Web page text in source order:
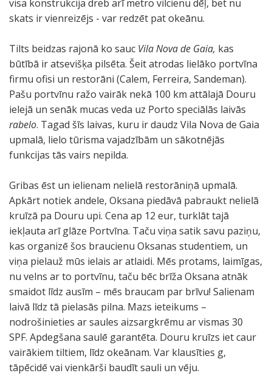
visa konstrukcija dreb arī metro vilcienu dēļ, bet nu
skats ir vienreizējs - var redzēt pat okeānu.
Tilts beidzas rajonā ko sauc Vila Nova de Gaia, kas
būtībā ir atsevišķa pilsēta. Šeit atrodas lielāko portvīna
firmu ofisi un restorāni (Calem, Ferreira, Sandeman).
Pašu portvīnu ražo vairāk nekā 100 km attālajā Douru
ielejā un senāk mucas veda uz Porto speciālās laivās
rabelo. Tagad šīs laivas, kuru ir daudz Vila Nova de Gaia
upmalā, lielo tūrisma vajadzībām un sākotnējās
funkcijas tās vairs nepilda.
Gribas ēst un ielienam nelielā restorāniņā upmalā.
Apkārt notiek andele, Oksana piedāvā pabraukt nelielā
kruīzā pa Douru upi. Cena ap 12 eur, turklāt tajā
iekļauta arī glāze Portvīna. Taču viņa satik savu paziņu,
kas organizē šos braucienu Oksanas studentiem, un
viņa pielauž mūs ielais ar atlaidi. Mēs protams, laimīgas,
nu velns ar to portvīnu, taču bēc brīža Oksana atnāk
smaidot līdz ausīm – mēs braucam par brīvu! Salienam
laivā līdz tā pielasās pilna. Mazs ieteikums –
nodrošinieties ar saules aizsargkrēmu ar vismas 30
SPF. Apdegšana saulē garantēta. Douru kruīzs iet caur
vairākiem tiltiem, līdz okeānam. Var klausīties g,
tāpēcidē vai vienkārši baudīt sauli un vēju.